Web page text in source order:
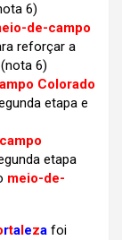
6)
de-campo
reforçar a
6)
Colorado
etapa e
etapa
meio-de-
rtaleza foi